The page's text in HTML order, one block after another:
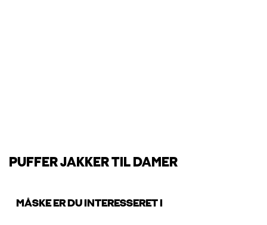
PUFFER JAKKER TIL DAMER
MÅSKE ER DU INTERESSERET I